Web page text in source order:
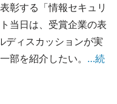
彰する「情報セキュリ
当日は、受賞企業の表
ディスカッションが実
部を紹介したい。 …続